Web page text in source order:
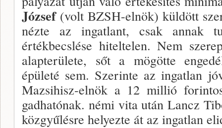
József (volt BZSH-elnök) kül­dött
nézte az ingatlant, csak annak
értékbecslése hitel­telen. Nem
alapterülete, sőt a mögötte
épületé sem. Szerinte az ingatlan
Mazsihisz-elnök a 12 millió
gadhatónak. némi vita után Lancz
közgyű­lésre helyezte át az ingatlan